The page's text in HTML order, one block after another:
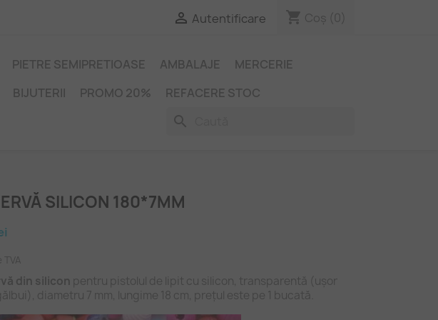
 Autentificare shopping_cart Coș (0)
PIETRE SEMIPRETIOASE AMBALAJE
MERCERIE
BIJUTERII PROMO 20% REFACERE STOC
search
SILICON 180*7MM
TVA
din silicon pentru pistolul de lipit cu silicon, transparentă (ușor
diametru 7 mm, lungime 18 cm, prețul este pe 1 bucată.